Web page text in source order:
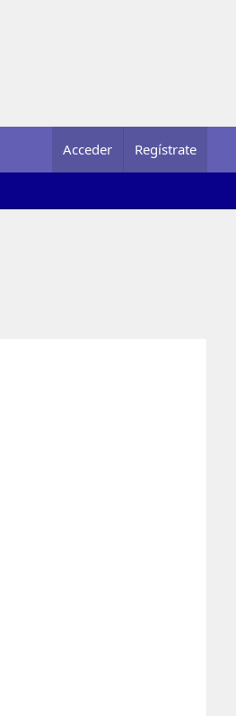
Acceder Regístrate